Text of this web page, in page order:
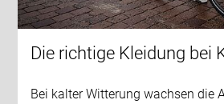
Die richtige Kleidung bei
Bei kalter Witterung wachsen die